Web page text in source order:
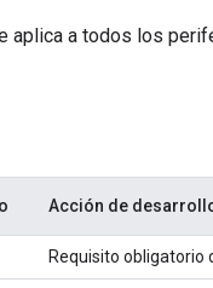
aplica a todos los
Acción de
Requisito obligatorio